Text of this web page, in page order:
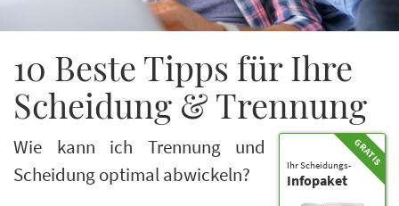
10 Beste Tipps für Ihre
Scheidung & Trennung
Ihr Scheidungs-
Infopaket
Wie kann ich Trennung und
Scheidung optimal abwickeln?